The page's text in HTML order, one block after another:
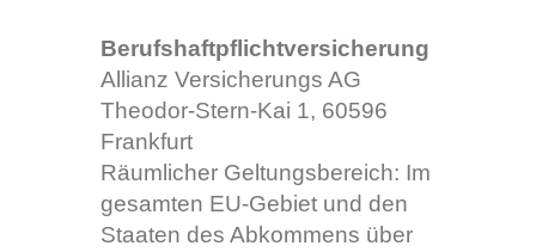
Berufshaftpflichtversicherung
Allianz Versicherungs AG
Theodor-Stern-Kai 1, 60596
Frankfurt
Räumlicher Geltungsbereich: Im
gesamten EU-Gebiet und den
Staaten des Abkommens über